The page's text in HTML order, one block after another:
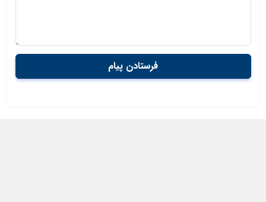
فرستادن پیام